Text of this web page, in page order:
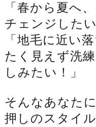
「春から夏へ
チェンジしたい
「地毛に近い
たく見えず洗
しみたい！」
そんなあなたに
押しのスタイ